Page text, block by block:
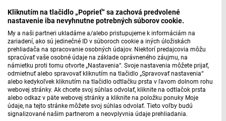
Kliknutím na tlačidlo „Poprieť“ sa zachová predvolené
nastavenie iba nevyhnutne potrebných súborov cookie.
My a naši partneri ukladáme a/alebo pristupujeme k informáciám na
zariadení, ako sú jedinečné ID v súboroch cookie a iných úložiskách
prehliadača na spracovanie osobných údajov. Niektorí predajcovia môžu
spracúvať vaše osobné údaje na základe oprávneného záujmu, na
námietku proti tomu otvorte „Nastavenia“. Svoje nastavenia môžete prijať,
odmietnuť alebo spravovať kliknutím na tlačidlo „Spravovať nastavenia“
alebo kedykoľvek kliknutím na tlačidlo odtlačku prsta v ľavom dolnom rohu
webovej stránky. Ak chcete svoj súhlas odvolať, kliknite na odtlačok prsta
alebo odkaz v päte webovej stránky a kliknite na položku ponuky Moje
údaje, na tejto stránke môžete svoj súhlas odvolať. Tieto voľby budú
signalizované našim partnerom a neovplyvnia údaje prehliadania.
Spolu s výstavou Samuela Chovanca v Galérii Jozefa
Kollára v Banskej Štiavnici uviedli aj dieloLeonarda
Leláka. Vystrieda tam inštaláciu Jozefa Piláta, ktorá
oživovala priestor foyeru doteraz. KurátorkyMárie
JanušovejsaMartin Urampýtal, aký je ich zámer s týmto
priestorom:
Rozhovor s kurátorkou Máriou Janušovou